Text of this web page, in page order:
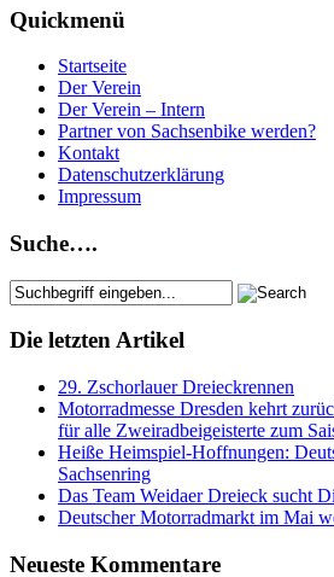
Quickmenü
Startseite
Der Verein
Der Verein – Intern
Partner von Sachsenbike werden?
Kontakt
Datenschutzerklärung
Impressum
Suche….
Die letzten Artikel
29. Zschorlauer Dreieckrennen
Motorradmesse Dresden kehrt
für alle Zweiradbeigeisterte zum
Heiße Heimspiel-Hoffnungen:
Sachsenring
Das Team Weidaer Dreieck sucht
Deutscher Motorradmarkt im Mai
Neueste Kommentare